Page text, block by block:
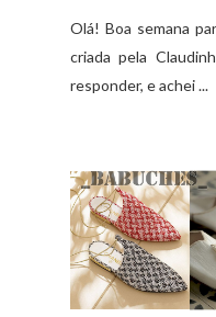
Olá! Boa semana
criada pela
responder, e achei ...